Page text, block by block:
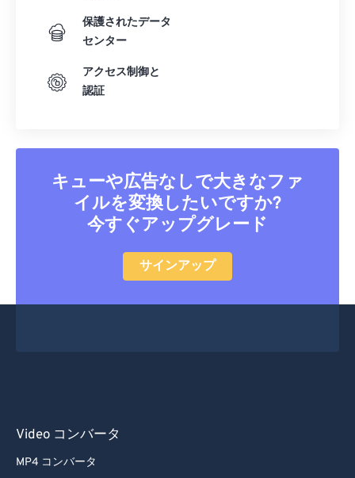
保護されたデータ
センター
アクセス制御と
認証
キューや広告なしで大きなファ
イルを変換したいですか?
今すぐアップグレード
サインアップ
Video コンバータ
MP4 コンバータ